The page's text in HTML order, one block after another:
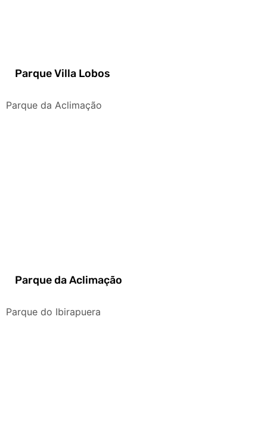
Parque Villa Lobos
Parque da Aclimação
Parque da Aclimação
Parque do Ibirapuera